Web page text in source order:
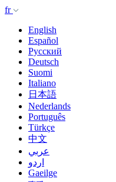
fr
English
Español
Русский
Deutsch
Suomi
Italiano
日本語
Nederlands
Português
Türkçe
中文
عربي
اردو
Gaeilge